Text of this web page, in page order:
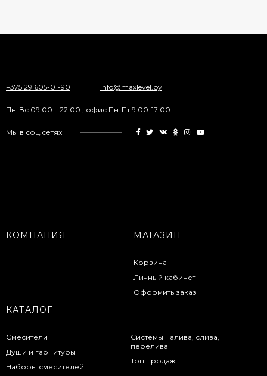
+375 29 605-01-90 info@maxlevel.by
Пн-Вс 09:00—22:00 ; офис Пн-Пт 9:00-17:00
Мы в соц.сетях
КОМПАНИЯ МАГАЗИН
Корзина
Личный кабинет
Оформить заказ
КАТАЛОГ
Смесители
Души и гарнитуры
Наборы смесителей
Системы налива, слива,
перелива
Топ продаж